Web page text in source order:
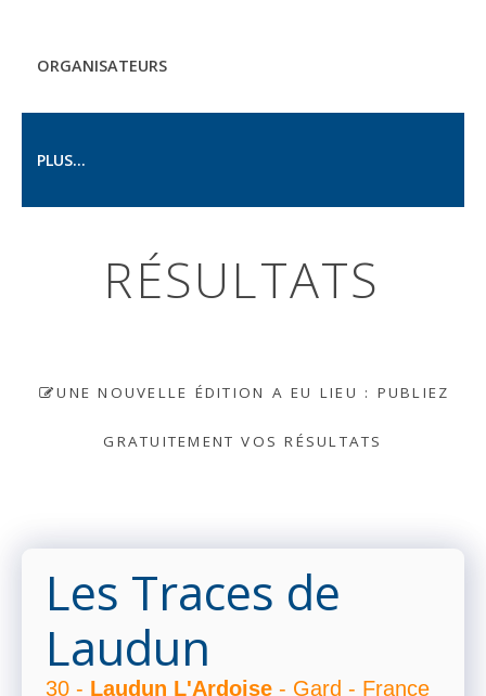
ORGANISATEURS
PLUS...
RÉSULTATS
UNE NOUVELLE ÉDITION A EU LIEU : PUBLIEZ
GRATUITEMENT VOS RÉSULTATS
Les Traces de
Laudun
30 - Laudun L'Ardoise - Gard - France